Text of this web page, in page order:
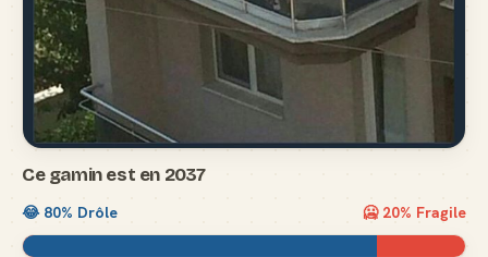
Ce gamin est en 2037
😂 80% Drôle 🥶 20% Fragile